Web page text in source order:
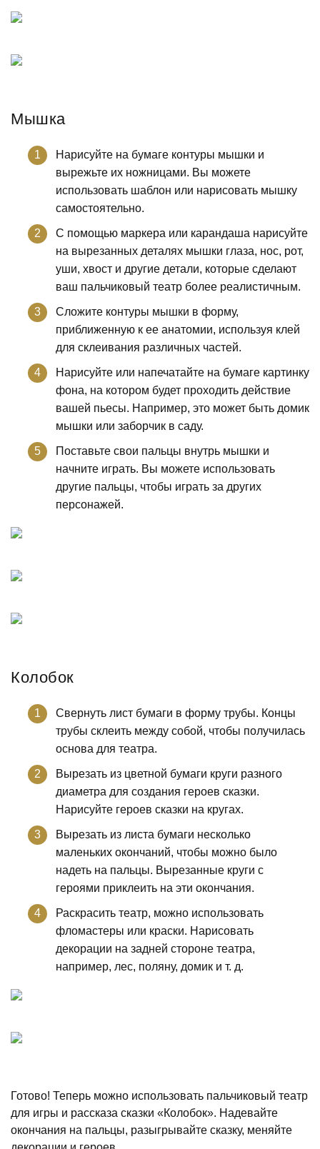
Мышка
Нарисуйте на бумаге контуры мышки и
вырежьте их ножницами. Вы можете
использовать шаблон или нарисовать мышку
самостоятельно.
С помощью маркера или карандаша нарисуйте
на вырезанных деталях мышки глаза, нос, рот,
уши, хвост и другие детали, которые сделают
ваш пальчиковый театр более реалистичным.
Сложите контуры мышки в форму,
приближенную к ее анатомии, используя клей
для склеивания различных частей.
Нарисуйте или напечатайте на бумаге картинку
фона, на котором будет проходить действие
вашей пьесы. Например, это может быть домик
мышки или заборчик в саду.
Поставьте свои пальцы внутрь мышки и
начните играть. Вы можете использовать
другие пальцы, чтобы играть за других
персонажей.
Колобок
Свернуть лист бумаги в форму трубы. Концы
трубы склеить между собой, чтобы получилась
основа для театра.
Вырезать из цветной бумаги круги разного
диаметра для создания героев сказки.
Нарисуйте героев сказки на кругах.
Вырезать из листа бумаги несколько
маленьких окончаний, чтобы можно было
надеть на пальцы. Вырезанные круги с
героями приклеить на эти окончания.
Раскрасить театр, можно использовать
фломастеры или краски. Нарисовать
декорации на задней стороне театра,
например, лес, поляну, домик и т. д.
Готово! Теперь можно использовать пальчиковый театр
для игры и рассказа сказки «Колобок». Надевайте
окончания на пальцы, разыгрывайте сказку, меняйте